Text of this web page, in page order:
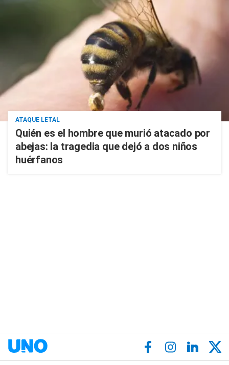
ATAQUE LETAL
Quién es el hombre que murió atacado por
abejas: la tragedia que dejó a dos niños
huérfanos